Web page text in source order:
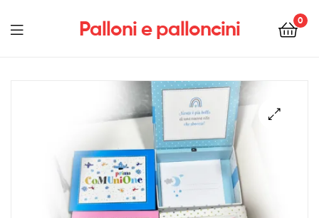
Palloni e palloncini 0
Menu